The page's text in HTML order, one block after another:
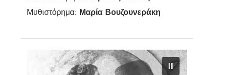
Μυθιστόρημα: Μαρία Βουζουνεράκη